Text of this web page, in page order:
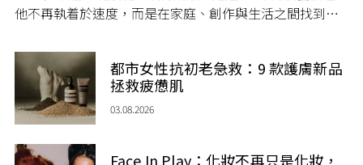
他不再執着於速度，而是在家庭、創作與生活之間找到屬
都市女性抗初老急救：9 款護膚新品
拯救疲憊肌
03.08.2026
Face In Play：化妝不再只是化妝，